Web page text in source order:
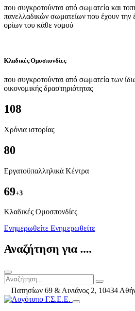
που συγκροτούνται από σωματεία και
πανελλαδικών σωματείων που έχουν την
ορίων του κάθε νομού
Κλαδικές Ομοσπονδίες
που συγκροτούνται από σωματεία των
οικονομικής δραστηριότητας
108
Χρόνια ιστορίας
80
Εργατοϋπαλληλικά Κέντρα
69+3
Kλαδικές Ομοσπονδίες
Ενημερωθείτε Ενημερωθείτε
Αναζήτηση για ....
Πατησίων 69 & Αινιάνος 2, 10434